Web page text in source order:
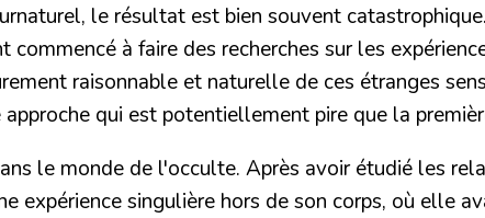
le résultat est bien souvent
commencé à faire des recherches sur les
raisonnable et naturelle de ces étranges
approche qui est potentiellement pire que la
le monde de l'occulte. Après avoir étudié les
expérience singulière hors de son corps, où elle